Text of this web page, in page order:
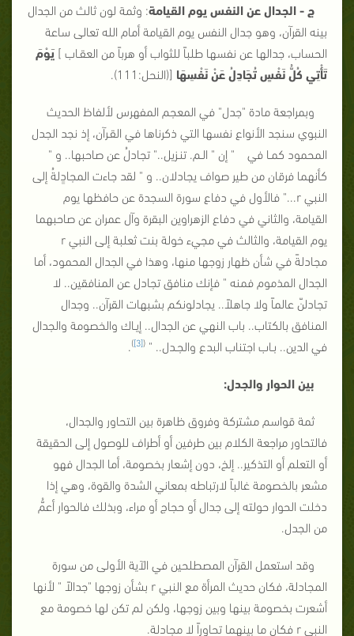
ج - الجدال عن النفس يوم القيامة: وثمة لون ثالث من الجدال
بينه القرآن، وهو جدال النفس يوم القيامة أمام الله تعالى ساعة
الحساب، جدالها عن نفسها طلباً للثواب أو هرباً من العقـاب ] يَوْمَ
تَأْتِي كُلُّ نَفْسٍ تُجَادِلُ عَنْ نَفْسِهَا [(النحل:111).
وبمراجعة مادة "جدل" في المعجم المفهرس لألفاظ الحديث
النبوي سنجد الأنواع نفسها التي ذكرناها في القـرآن، إذ نجد الجدل
المحمود كمـا في " إن " الـم. تنـزيل.." تجادلُ عن صاحبها.. و "
كأنهما فرقان من طير صواف يجادلان.. و " لقد جاءت المجادِِلةُ إلى
النبي r..." فالأول في دفاع سورة السجدة عن حافظها يوم
القيامة، والثاني في دفاع الزهراوين البقرة وآل عمران عن صاحبهما
يوم القيامة، والثالث في مجيء خولة بنت ثعلبة إلى النبي r
مجادلةً في شأن ظهار زوجها منها، وهذا في الجدال المحمود، أما
الجدال المذموم فمنه " فإنك منافق تجادل عن المنافقين.. لا
تجادلنّ عالماً ولا جاهلاً.. يجادلونكم بشبهات القرآن.. وجدال
المنافق بالكتاب.. باب النهي عن الجدال.. إيـاك والخصومة والجدال
في الدين.. بـاب اجتناب البدع والجـدل.. " (
[3]
)
.
بين الحوار والجدل:
ثمة قواسم مشتركة وفروق ظاهرة بين التحاور والجدال،
فالتحاور مراجعة الكلام بين طرفين أو أطراف للوصول إلى الحقيقة
أو التعلم أو التذكير.. إلخ، دون إشعار بخصومة، أما الجدال فهو
مشعر بالخصومة غالباً لارتباطه بمعاني الشدة والقوة، وهي إذا
دخلت الحوار حولته إلى جدال أو حجاج أو مراء، وبذلك فالحوار أعمُّ
من الجدل.
وقد استعمل القرآن المصطلحين في الآية الأولى من سورة
المجادلة، فكان حديث المرأة مع النبي r بشأن زوجها "جدالاً " لأنها
أشعرت بخصومة بينها وبين زوجها، ولكن لم تكن لها خصومة مع
النبي r فكان ما بينهما تحاوراً لا مجادلة.